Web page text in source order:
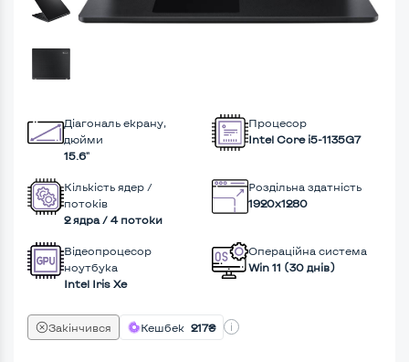
Діагональ екрану,
дюйми
15.6"
Процесор
Intel Core i5-1135G7
Кількість ядер /
потоків
2 ядра / 4 потоки
Роздільна здатність
1920x1280
Відеопроцесор
ноутбука
Intel Iris Xe
Операційна система
Win 11 (30 днів)
Закінчився Кешбек 217₴